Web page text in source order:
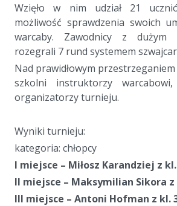
Wzięło w nim udział 21
możliwość sprawdzenia swoich
warcaby. Zawodnicy z dużym
rozegrali 7 rund systemem
Nad prawidłowym
szkolni instruktorzy
organizatorzy turnieju.
Wyniki turnieju:
kategoria: chłopcy
I miejsce – Miłosz Karandziej z
II miejsce – Maksymilian Sikora z
III miejsce – Antoni Hofman z kl.